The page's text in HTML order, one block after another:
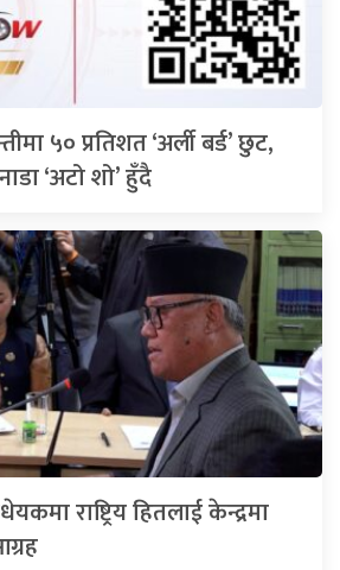
५० प्रतिशत ‘अर्ली बर्ड’ छुट,
‘अटो शो’ हुँदै
राष्ट्रिय हितलाई केन्द्रमा